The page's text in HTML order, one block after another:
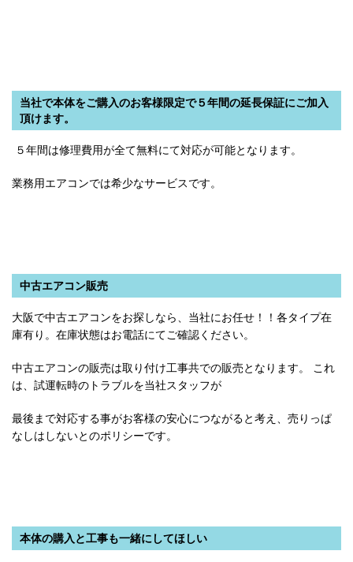
当社で本体をご購入のお客様限定で５年間の延長保証にご加入
頂けます。
５年間は修理費用が全て無料にて対応が可能となります。
業務用エアコンでは希少なサービスです。
中古エアコン販売
大阪で中古エアコンをお探しなら、当社にお任せ！！各タイプ在
庫有り。在庫状態はお電話にてご確認ください。
中古エアコンの販売は取り付け工事共での販売となります。 これ
は、試運転時のトラブルを当社スタッフが
最後まで対応する事がお客様の安心につながると考え、売りっぱ
なしはしないとのポリシーです。
本体の購入と工事も一緒にしてほしい